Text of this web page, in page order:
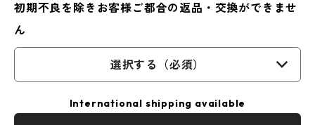
初期不良を除きお客様ご都合の返品・交換ができませ
ん
選択する（必須）
International shipping available